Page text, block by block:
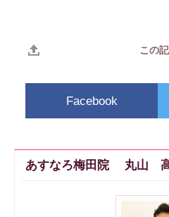
この
Facebook
あすなろ梅田院 丸山